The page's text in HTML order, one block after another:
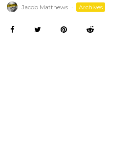
Jacob Matthews · Archives